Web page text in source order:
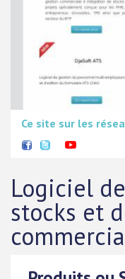
Ce site sur les
Logiciel
stocks et